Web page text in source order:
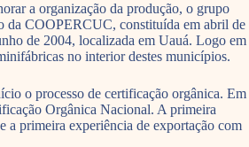
a organização da produção, o grupo
da COOPERCUC, constituída em abril de
de 2004, localizada em Uauá. Logo em
no interior destes municípios.
o processo de certificação orgânica. Em
Orgânica Nacional. A primeira
primeira experiência de exportação com